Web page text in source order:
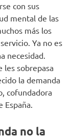
con sus
mental de las
más los
Ya no es
necesidad.
les sobrepasa
la demanda
cofundadora
España.
no la